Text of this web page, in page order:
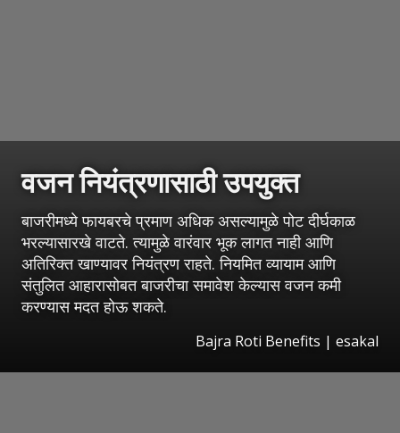
वजन नियंत्रणासाठी उपयुक्त
बाजरीमध्ये फायबरचे प्रमाण अधिक असल्यामुळे पोट दीर्घकाळ
भरल्यासारखे वाटते. त्यामुळे वारंवार भूक लागत नाही आणि
अतिरिक्त खाण्यावर नियंत्रण राहते. नियमित व्यायाम आणि
संतुलित आहारासोबत बाजरीचा समावेश केल्यास वजन कमी
करण्यास मदत होऊ शकते.
Bajra Roti Benefits | esakal